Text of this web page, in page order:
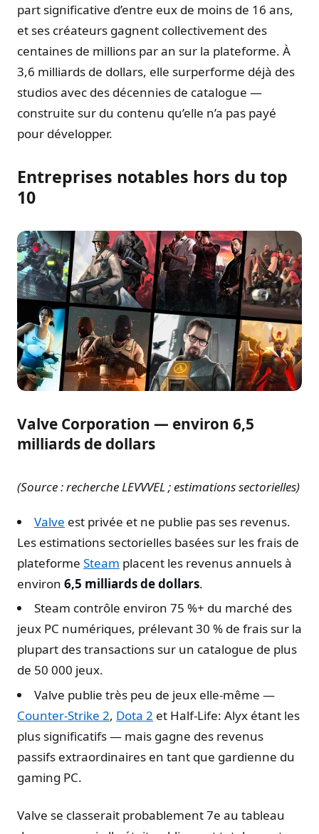
part significative d’entre eux de moins de 16 ans,
et ses créateurs gagnent collectivement des
centaines de millions par an sur la plateforme. À
3,6 milliards de dollars, elle surperforme déjà des
studios avec des décennies de catalogue —
construite sur du contenu qu’elle n’a pas payé
pour développer.
Entreprises notables hors du top
10
Valve Corporation — environ 6,5
milliards de dollars
(Source : recherche LEVVVEL ; estimations sectorielles)
Valve est privée et ne publie pas ses revenus.
Les estimations sectorielles basées sur les frais de
plateforme Steam placent les revenus annuels à
environ 6,5 milliards de dollars.
Steam contrôle environ 75 %+ du marché des
jeux PC numériques, prélevant 30 % de frais sur la
plupart des transactions sur un catalogue de plus
de 50 000 jeux.
Valve publie très peu de jeux elle-même —
Counter-Strike 2, Dota 2 et Half-Life: Alyx étant les
plus significatifs — mais gagne des revenus
passifs extraordinaires en tant que gardienne du
gaming PC.
Valve se classerait probablement 7e au tableau